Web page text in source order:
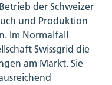
der Schweizer
und Produktion
Im Normalfall
Swissgrid die
am Markt. Sie